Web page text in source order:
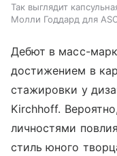
Так выглядит
Молли Годдард для
Дебют в масс-
достижением в
стажировки у
Kirchhoff.
личностями
стиль юного